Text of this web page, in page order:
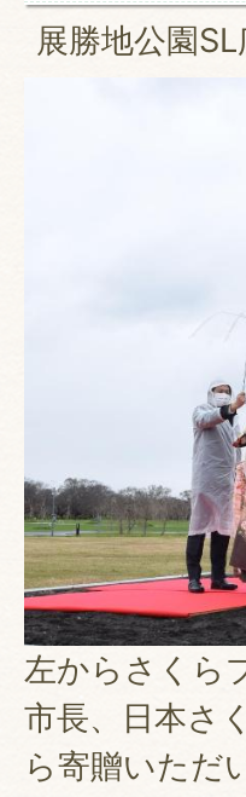
展勝地公園
左からさくら
市長、日本さ
ら寄贈いただ